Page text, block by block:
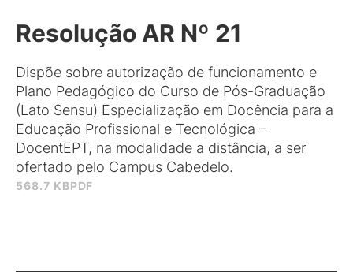
568.7 KBPDF
Resolução AR Nº 21
Dispõe sobre autorização de funcionamento e
Plano Pedagógico do Curso de Pós-Graduação
(Lato Sensu) Especialização em Docência para a
Educação Profissional e Tecnológica –
DocentEPT, na modalidade a distância, a ser
ofertado pelo Campus Cabedelo.